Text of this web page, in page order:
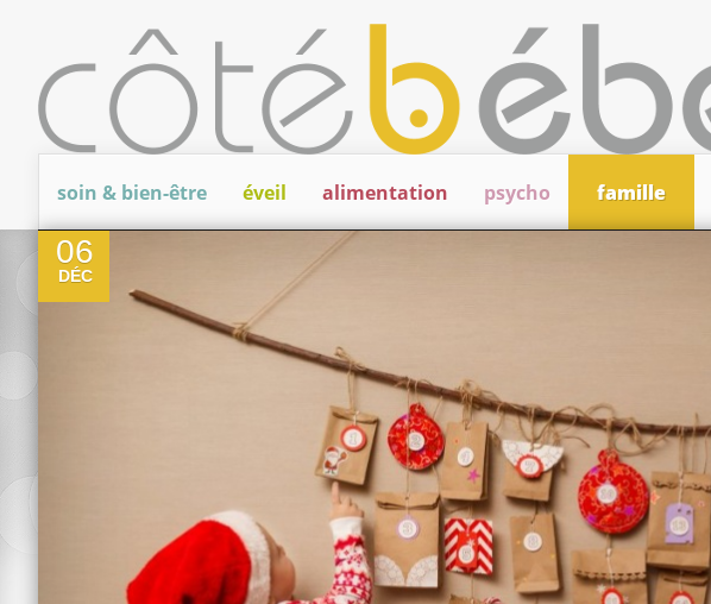
soin & bien-être éveil alimentation psycho famille
06
DÉC
0